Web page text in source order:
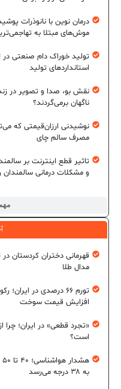
موش‌های مبتلا به
تولید خوراک دام صنعتی در
استانداردهای تولید
نقش بو، صدا و تصویر در
ناگهان برمی‌گردند؟
نوشیدنی ارزان‌قیمتی که
مصرف سالم چای
تاثیر قطع اینترنت بر
و مشکلات درمانی
مدال طلا
افزایش قیمت سوخت
«تجرد قطعی» در ایران؛
است؟
به ۳۸ درجه می‌رسد